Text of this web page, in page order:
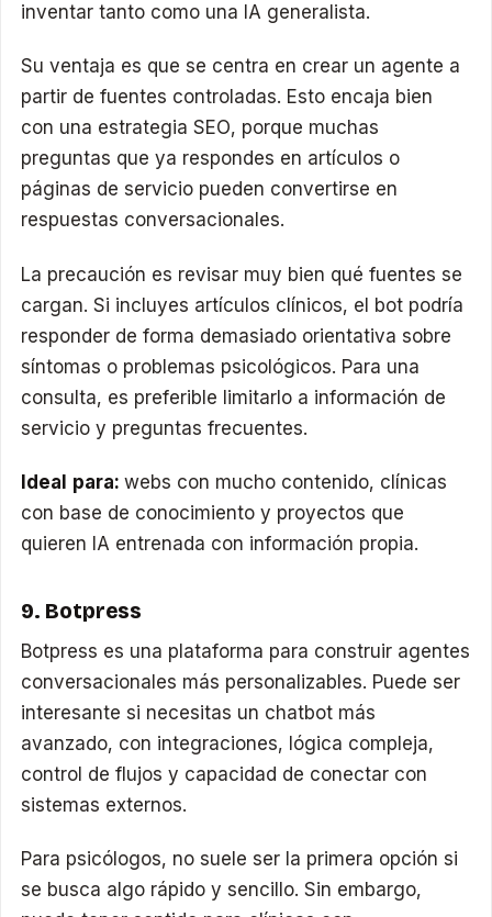
inventar tanto como una IA generalista.
Su ventaja es que se centra en crear un agente a
partir de fuentes controladas. Esto encaja bien
con una estrategia SEO, porque muchas
preguntas que ya respondes en artículos o
páginas de servicio pueden convertirse en
respuestas conversacionales.
La precaución es revisar muy bien qué fuentes se
cargan. Si incluyes artículos clínicos, el bot podría
responder de forma demasiado orientativa sobre
síntomas o problemas psicológicos. Para una
consulta, es preferible limitarlo a información de
servicio y preguntas frecuentes.
Ideal para: webs con mucho contenido, clínicas
con base de conocimiento y proyectos que
quieren IA entrenada con información propia.
9. Botpress
Botpress es una plataforma para construir agentes
conversacionales más personalizables. Puede ser
interesante si necesitas un chatbot más
avanzado, con integraciones, lógica compleja,
control de flujos y capacidad de conectar con
sistemas externos.
Para psicólogos, no suele ser la primera opción si
se busca algo rápido y sencillo. Sin embargo,